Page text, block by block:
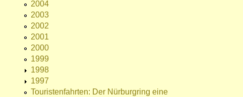
2004
2003
2002
2001
2000
1999
1998
1997
Touristenfahrten: Der Nürburgring eine